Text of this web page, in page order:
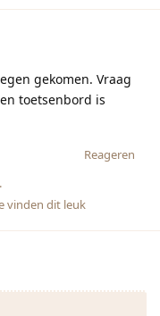
gekomen. Vraag
toetsenbord is
Reageren
vinden dit leuk